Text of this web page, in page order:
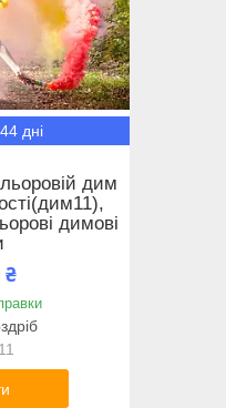
дні
дим
димові
₴